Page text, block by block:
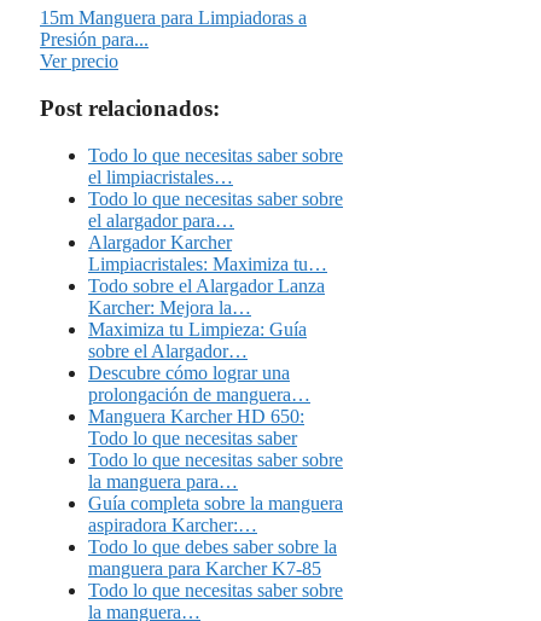
15m Manguera para Limpiadoras a
Presión para...
Ver precio
Post relacionados:
Todo lo que necesitas saber sobre
el limpiacristales…
Todo lo que necesitas saber sobre
el alargador para…
Alargador Karcher
Limpiacristales: Maximiza tu…
Todo sobre el Alargador Lanza
Karcher: Mejora la…
Maximiza tu Limpieza: Guía
sobre el Alargador…
Descubre cómo lograr una
prolongación de manguera…
Manguera Karcher HD 650:
Todo lo que necesitas saber
Todo lo que necesitas saber sobre
la manguera para…
Guía completa sobre la manguera
aspiradora Karcher:…
Todo lo que debes saber sobre la
manguera para Karcher K7-85
Todo lo que necesitas saber sobre
la manguera…